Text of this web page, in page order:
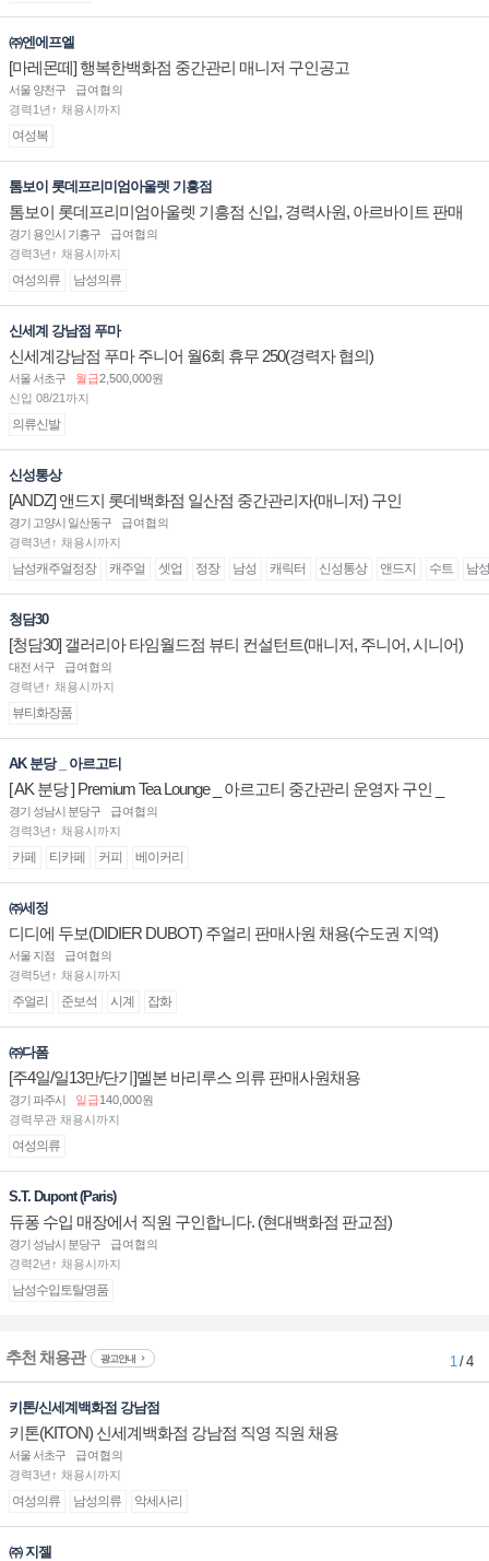
㈜엔에프엘
[마레몬떼] 행복한백화점 중간관리 매니저 구인공고
서울 양천구
급여협의
경력1년↑ 채용시까지
여성복
톰보이 롯데프리미엄아울렛 기흥점
톰보이 롯데프리미엄아울렛 기흥점 신입, 경력사원, 아르바이트 판매
직 구인합니다.
경기 용인시 기흥구
급여협의
경력3년↑ 채용시까지
여성의류 남성의류
신세계 강남점 푸마
신세계강남점 푸마 주니어 월6회 휴무 250(경력자 협의)
서울 서초구 월급2,500,000원
신입 08/21까지
의류신발
신성통상
[ANDZ] 앤드지 롯데백화점 일산점 중간관리자(매니저) 구인
경기 고양시 일산동구
급여협의
경력3년↑ 채용시까지
남성캐주얼정장 캐주얼 셋업 정장 남성 캐릭터 신성통상 앤드지 수트 남
청담30
[청담30] 갤러리아 타임월드점 뷰티 컨설턴트(매니저, 주니어, 시니어)
채용
대전 서구
급여협의
경력년↑ 채용시까지
뷰티화장품
AK 분당 _ 아르고티
[ AK 분당 ] Premium Tea Lounge _ 아르고티 중간관리 운영자 구인 _
경기 성남시 분당구
급여협의
경력3년↑ 채용시까지
카페 티카페 커피 베이커리
㈜세정
디디에 두보(DIDIER DUBOT) 주얼리 판매사원 채용(수도권 지역)
서울 지점
급여협의
경력5년↑ 채용시까지
주얼리 준보석 시계 잡화
㈜다폼
[주4일/일13만/단기]멜본 바리루스 의류 판매사원채용
경기 파주시 일급140,000원
경력무관 채용시까지
여성의류
S.T. Dupont (Paris)
듀퐁 수입 매장에서 직원 구인합니다. (현대백화점 판교점)
경기 성남시 분당구
급여협의
경력2년↑ 채용시까지
남성수입토탈명품
추천 채용관 광고안내 1/ 4
키톤/신세계백화점 강남점
키톤(KITON) 신세계백화점 강남점 직영 직원 채용
서울 서초구
급여협의
경력3년↑ 채용시까지
여성의류 남성의류 악세사리
㈜ 지젤